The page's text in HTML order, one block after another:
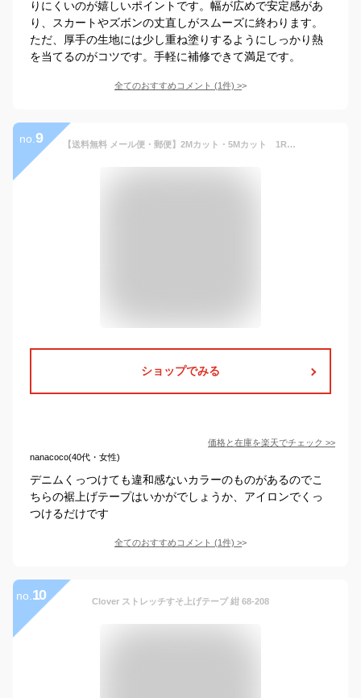
りにくいのが嬉しいポイントです。幅が広めで安定感があ
り、スカートやズボンの丈直しがスムーズに終わります。
ただ、厚手の生地には少し重ね塗りするようにしっかり熱
を当てるのがコツです。手軽に補修できて満足です。
全てのおすすめコメント (1件) >
no. 9 【送料無料 メール便・郵便】2Mカット・5Mカット 1ROLL（約50M） 25MM巾 裾上げテープ すそあげテープ アイロン 裾上げ 裾直しテープ すそあげ 丈上げテープ ズボン スカート デニム アイロン 裁縫 手芸用品 手芸材料 趣味 服飾
ショップでみる
価格と在庫を楽天でチェック >>
nanacoco(40代・女性)
デニムくっつけても違和感ないカラーのものがあるのでこ
ちらの裾上げテープはいかがでしょうか、アイロンでくっ
つけるだけです
全てのおすすめコメント (1件) >
no. 10 Clover ストレッチすそ上げテープ 紺 68-208